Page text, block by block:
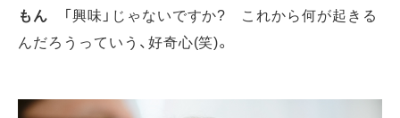
もん 「興味」じゃないですか? これから何が起きる
んだろうっていう、好奇心(笑)。